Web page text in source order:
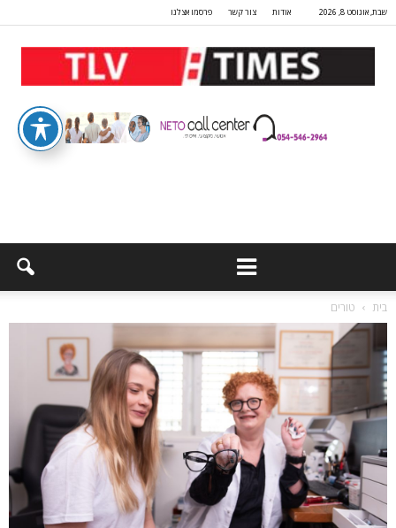
שבת, אוגוסט 8, 2026 אודות צור קשר פרסמו אצלנו
בית טורים